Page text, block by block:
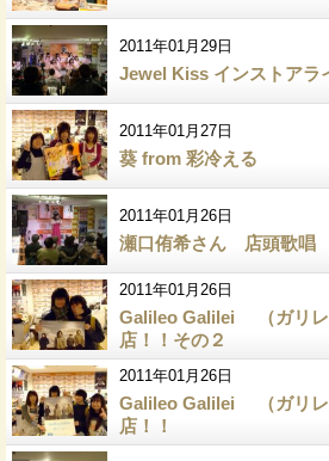
2011年01月29日
Jewel Kiss インストアラ
2011年01月27日
葵 from 彩冷える
2011年01月26日
瀬口侑希さん 店頭歌唱
2011年01月26日
Galileo Galilei （ガリ
店！！その２
2011年01月26日
Galileo Galilei （ガリ
店！！